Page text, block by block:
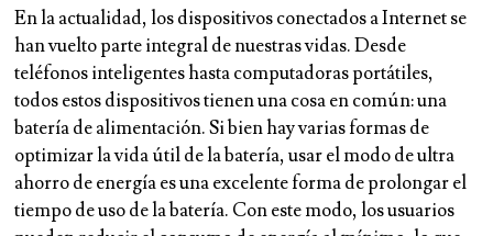
En la actualidad, los dispositivos conectados a Internet se
han vuelto parte integral de nuestras vidas. Desde
teléfonos inteligentes hasta computadoras portátiles,
todos estos dispositivos tienen una cosa en común: una
batería de alimentación. Si bien hay varias formas de
optimizar la vida útil de la batería, usar el modo de ultra
ahorro de energía es una excelente forma de prolongar el
tiempo de uso de la batería. Con este modo, los usuarios